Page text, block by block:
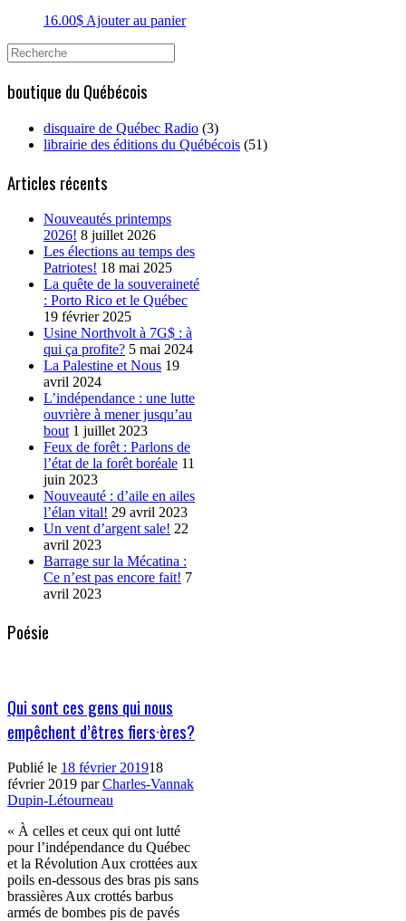
16.00$ Ajouter au panier
Search
for:
boutique du Québécois
disquaire de Québec Radio (3)
librairie des éditions du Québécois (51)
Articles récents
Nouveautés printemps
2026! 8 juillet 2026
Les élections au temps des
Patriotes! 18 mai 2025
La quête de la souveraineté
: Porto Rico et le Québec
19 février 2025
Usine Northvolt à 7G$ : à
qui ça profite? 5 mai 2024
La Palestine et Nous 19
avril 2024
L’indépendance : une lutte
ouvrière à mener jusqu’au
bout 1 juillet 2023
Feux de forêt : Parlons de
l’état de la forêt boréale 11
juin 2023
Nouveauté : d’aile en ailes
l’élan vital! 29 avril 2023
Un vent d’argent sale! 22
avril 2023
Barrage sur la Mécatina :
Ce n’est pas encore fait! 7
avril 2023
Poésie
Qui sont ces gens qui nous
empêchent d’êtres fiers·ères?
Publié le 18 février 201918
février 2019 parCharles-Vannak
Dupin-Létourneau
« À celles et ceux qui ont lutté
pour l’indépendance du Québec
et la Révolution Aux crottées aux
poils en-dessous des bras pis sans
brassières Aux crottés barbus
armés de bombes pis de pavés